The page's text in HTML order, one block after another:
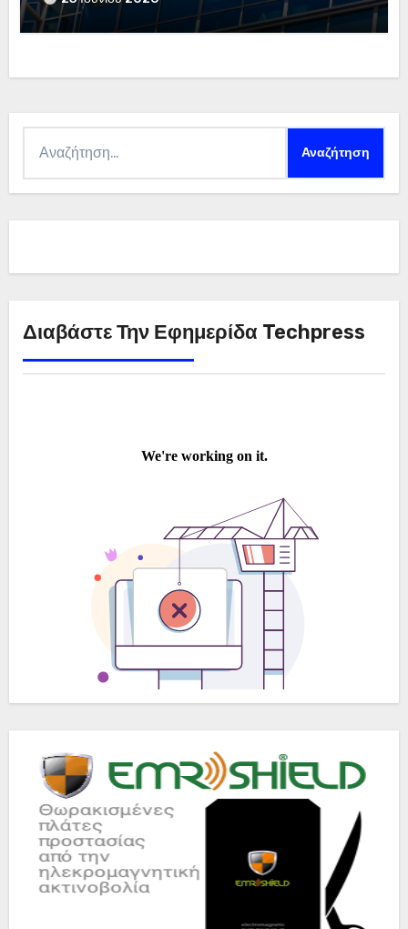
της Microsoft
για:
Διαβάστε Την Εφημερίδα Techpress